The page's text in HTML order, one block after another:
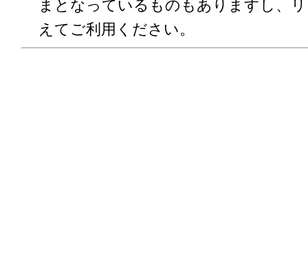
まとなっているものもありますし、
えてご利用ください。